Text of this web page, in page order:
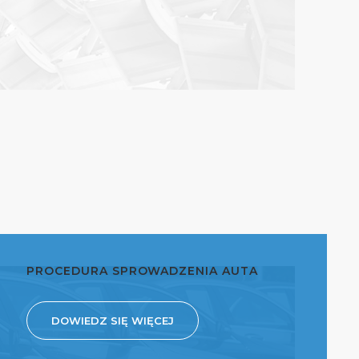
PROCEDURA SPROWADZENIA AUTA
DOWIEDZ SIĘ WIĘCEJ